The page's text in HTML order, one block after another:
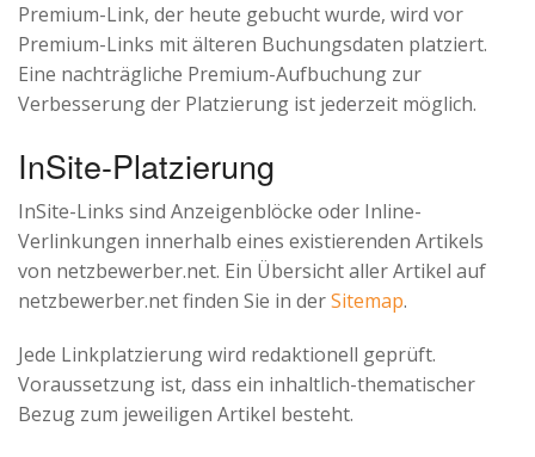
Premium-Link, der heute gebucht wurde, wird vor
Premium-Links mit älteren Buchungsdaten platziert.
Eine nachträgliche Premium-Aufbuchung zur
Verbesserung der Platzierung ist jederzeit möglich.
InSite-Platzierung
InSite-Links sind Anzeigenblöcke oder Inline-
Verlinkungen innerhalb eines existierenden Artikels
von netzbewerber.net. Ein Übersicht aller Artikel auf
netzbewerber.net finden Sie in derSitemap.
Jede Linkplatzierung wird redaktionell geprüft.
Voraussetzung ist, dass ein inhaltlich-thematischer
Bezug zum jeweiligen Artikel besteht.